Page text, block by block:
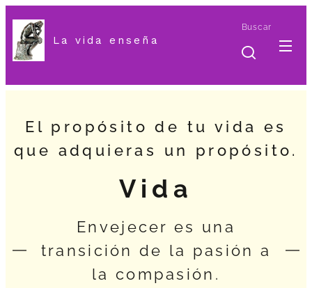
La vida enseña
Buscar
El propósito de tu vida es
que adquieras un propósito.
Vida
Envejecer es una
transición de la pasión a
la compasión.